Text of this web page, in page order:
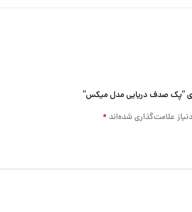
“پک صدف دریایی مدل میکس”
علامت‌گذاری شده‌اند *